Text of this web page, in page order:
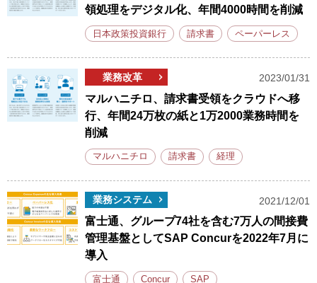
領処理をデジタル化、年間4000時間を削減
日本政策投資銀行 請求書 ペーパーレス
業務改革 2023/01/31
マルハニチロ、請求書受領をクラウドへ移
行、年間24万枚の紙と1万2000業務時間を
削減
マルハニチロ 請求書 経理
業務システム 2021/12/01
富士通、グループ74社を含む7万人の間接費
管理基盤としてSAP Concurを2022年7月に
導入
富士通 Concur SAP